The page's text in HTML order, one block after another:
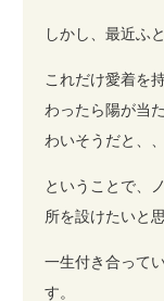
しかし、最近ふ
これだけ愛着を
わったら陽が当
わいそうだと、
ということで、
所を設けたいと
一生付き合って
す。